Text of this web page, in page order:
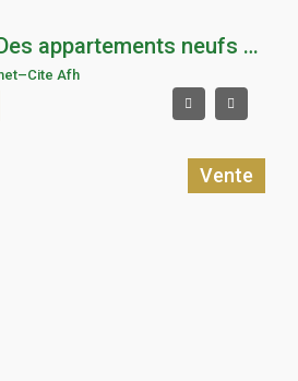
A VENDRE-Des appartements neufs sur plan
–Cite Afh
Vente